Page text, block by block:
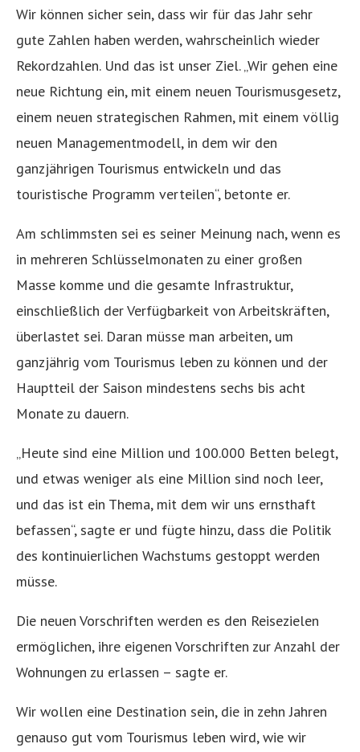
Wir können sicher sein, dass wir für das Jahr sehr
gute Zahlen haben werden, wahrscheinlich wieder
Rekordzahlen. Und das ist unser Ziel. „Wir gehen eine
neue Richtung ein, mit einem neuen Tourismusgesetz,
einem neuen strategischen Rahmen, mit einem völlig
neuen Managementmodell, in dem wir den
ganzjährigen Tourismus entwickeln und das
touristische Programm verteilen“, betonte er.
Am schlimmsten sei es seiner Meinung nach, wenn es
in mehreren Schlüsselmonaten zu einer großen
Masse komme und die gesamte Infrastruktur,
einschließlich der Verfügbarkeit von Arbeitskräften,
überlastet sei. Daran müsse man arbeiten, um
ganzjährig vom Tourismus leben zu können und der
Hauptteil der Saison mindestens sechs bis acht
Monate zu dauern.
„Heute sind eine Million und 100.000 Betten belegt,
und etwas weniger als eine Million sind noch leer,
und das ist ein Thema, mit dem wir uns ernsthaft
befassen“, sagte er und fügte hinzu, dass die Politik
des kontinuierlichen Wachstums gestoppt werden
müsse.
Die neuen Vorschriften werden es den Reisezielen
ermöglichen, ihre eigenen Vorschriften zur Anzahl der
Wohnungen zu erlassen – sagte er.
Wir wollen eine Destination sein, die in zehn Jahren
genauso gut vom Tourismus leben wird, wie wir